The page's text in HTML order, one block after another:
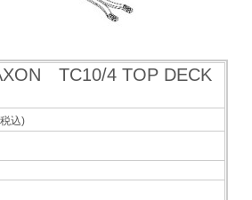
TC10/4 TOP DECK
込)